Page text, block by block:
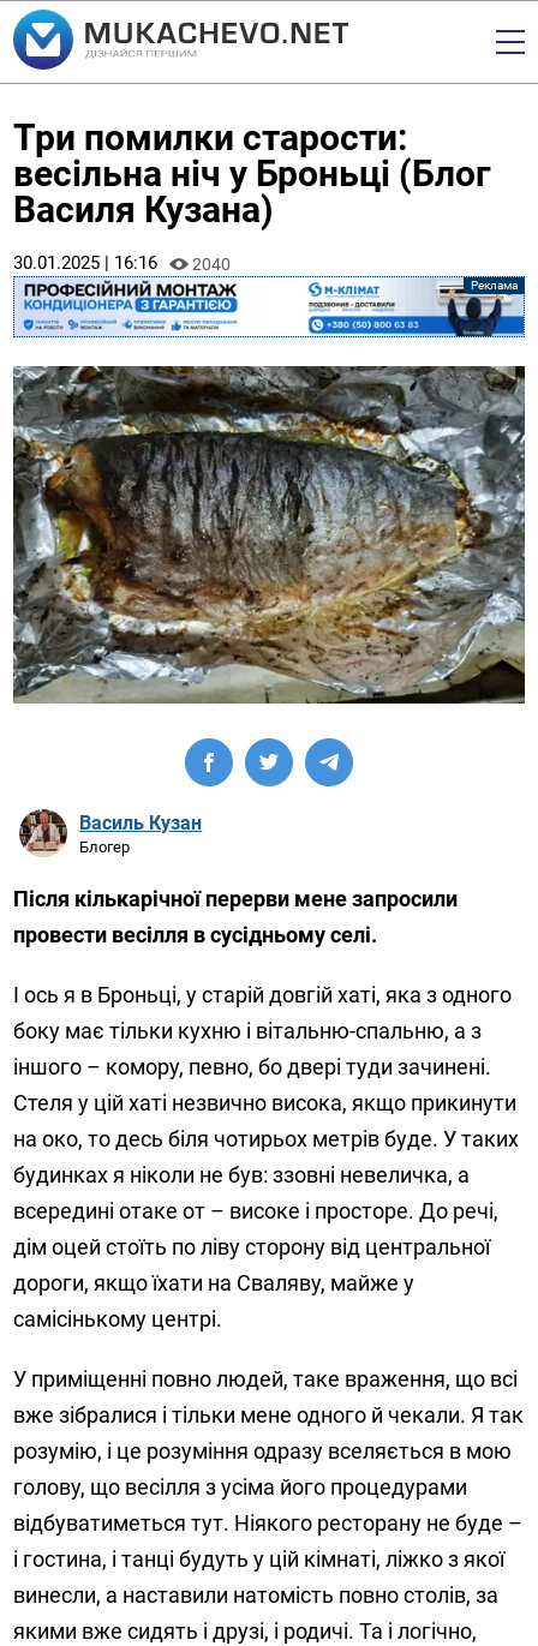
Три помилки старости:
весільна ніч у Броньці (Блог
Василя Кузана)
30.01.2025 | 16:16 2040
Василь Кузан
Блогер
Після кількарічної перерви мене запросили
провести весілля в сусідньому селі.
І ось я в Броньці, у старій довгій хаті, яка з одного
боку має тільки кухню і вітальню-спальню, а з
іншого – комору, певно, бо двері туди зачинені.
Стеля у цій хаті незвично висока, якщо прикинути
на око, то десь біля чотирьох метрів буде. У таких
будинках я ніколи не був: ззовні невеличка, а
всередині отаке от – високе і просторе. До речі,
дім оцей стоїть по ліву сторону від центральної
дороги, якщо їхати на Сваляву, майже у
самісінькому центрі.
У приміщенні повно людей, таке враження, що всі
вже зібралися і тільки мене одного й чекали. Я так
розумію, і це розуміння одразу вселяється в мою
голову, що весілля з усіма його процедурами
відбуватиметься тут. Ніякого ресторану не буде –
і гостина, і танці будуть у цій кімнаті, ліжко з якої
винесли, а наставили натомість повно столів, за
якими вже сидять і друзі, і родичі. Та і логічно,